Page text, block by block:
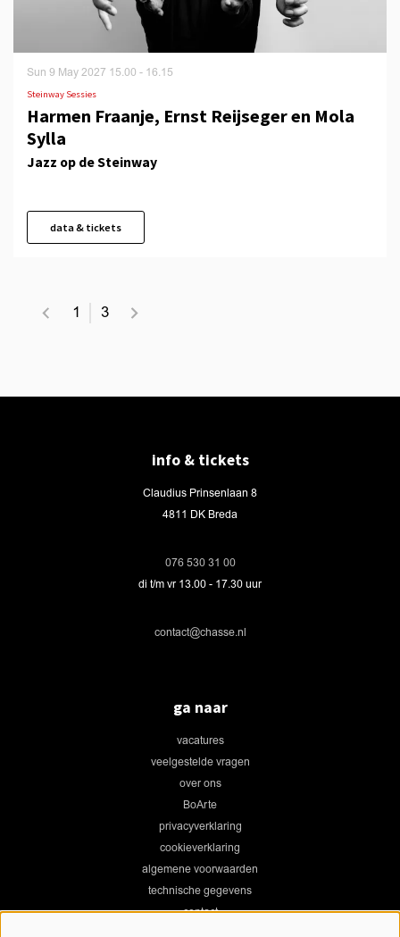
Harmen Fraanje, Ernst Reijseger en Mola
Sylla
Jazz op de Steinway
Steinway Sessies
Sun 9 May 2027 15.00 - 16.15
data & tickets
1 3
info & tickets
Claudius Prinsenlaan 8
4811 DK Breda
076 530 31 00
di t/m vr 13.00 - 17.30 uur
contact@chasse.nl
ga naar
vacatures
veelgestelde vragen
over ons
BoArte
privacyverklaring
cookieverklaring
algemene voorwaarden
technische gegevens
contact